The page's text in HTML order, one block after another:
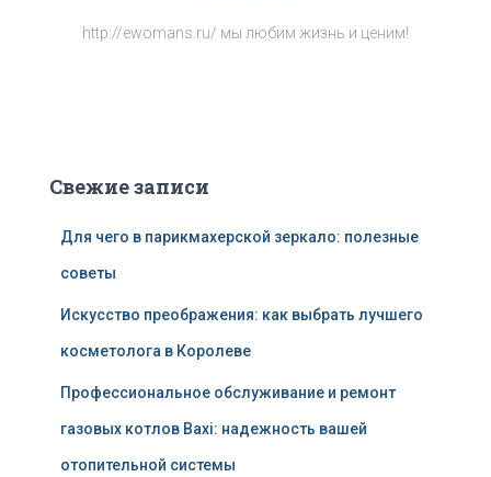
http://ewomans.ru/ мы любим жизнь и ценим!
Свежие записи
Для чего в парикмахерской зеркало: полезные
советы
Искусство преображения: как выбрать лучшего
косметолога в Королеве
Профессиональное обслуживание и ремонт
газовых котлов Baxi: надежность вашей
отопительной системы